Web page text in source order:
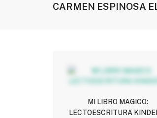
CARMEN ESPINOSA
MI LIBRO MAGICO:
LECTOESCRITURA